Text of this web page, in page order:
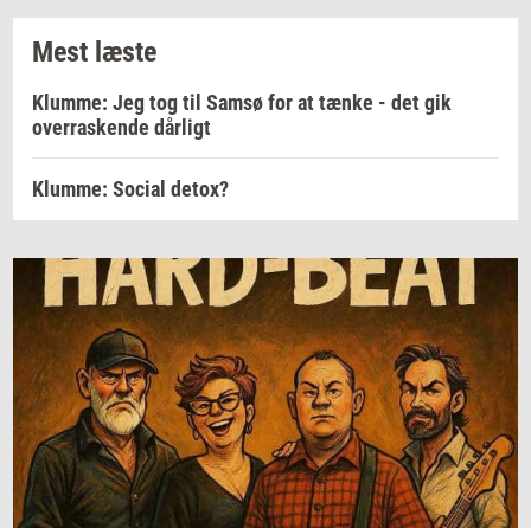
Mest læste
Klumme: Jeg tog til Samsø for at tænke - det gik
overraskende dårligt
Klumme: Social detox?